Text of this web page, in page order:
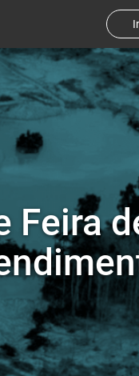
Feira